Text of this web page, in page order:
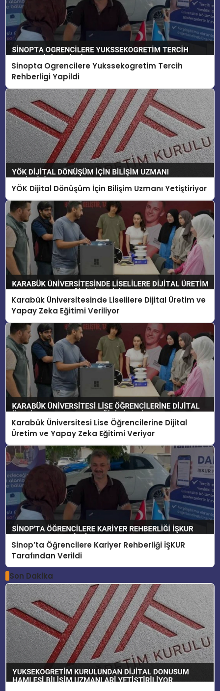
Sinopta Ogrencilere Yukssekogretim Tercih
Rehberligi Yapildi
YÖK Dijital Dönüşüm İçin Bilişim Uzmanı Yetiştiriyor
Karabük Üniversitesinde Liselilere Dijital Üretim ve
Yapay Zeka Eğitimi Veriliyor
Karabük Üniversitesi Lise Öğrencilerine Dijital
Üretim ve Yapay Zeka Eğitimi Veriyor
Sinop’ta Öğrencilere Kariyer Rehberliği İŞKUR
Tarafından Verildi
Son Dakika